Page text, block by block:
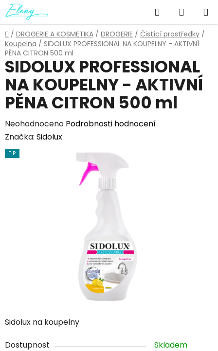
Přejít
na
obsah
Hledat
KOŠÍK
Domů
/ DROGERIE A KOSMETIKA / DROGERIE / Čistící prostředky /
Koupelna / SIDOLUX PROFESSIONAL NA KOUPELNY - AKTIVNÍ
PĚNA CITRON 500 ml
Sidolux na koupelny
Dostupnost
Skladem
SIDOLUX PROFESSIONAL
NA KOUPELNY - AKTIVNÍ
PĚNA CITRON 500 ml
Průměrné
hodnocení
produktu
Neohodnoceno Podrobnosti hodnocení
Značka: Sidolux
TIP